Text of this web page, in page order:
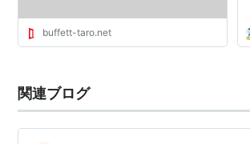
buffett-taro.net
関連ブログ